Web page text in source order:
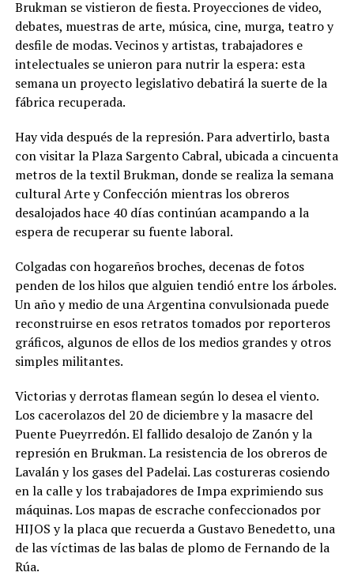
Brukman se vistieron de fiesta. Proyecciones de video,
debates, muestras de arte, música, cine, murga, teatro y
desfile de modas. Vecinos y artistas, trabajadores e
intelectuales se unieron para nutrir la espera: esta
semana un proyecto legislativo debatirá la suerte de la
fábrica recuperada.
Hay vida después de la represión. Para advertirlo, basta
con visitar la Plaza Sargento Cabral, ubicada a cincuenta
metros de la textil Brukman, donde se realiza la semana
cultural Arte y Confección mientras los obreros
desalojados hace 40 días continúan acampando a la
espera de recuperar su fuente laboral.
Colgadas con hogareños broches, decenas de fotos
penden de los hilos que alguien tendió entre los árboles.
Un año y medio de una Argentina convulsionada puede
reconstruirse en esos retratos tomados por reporteros
gráficos, algunos de ellos de los medios grandes y otros
simples militantes.
Victorias y derrotas flamean según lo desea el viento.
Los cacerolazos del 20 de diciembre y la masacre del
Puente Pueyrredón. El fallido desalojo de Zanón y la
represión en Brukman. La resistencia de los obreros de
Lavalán y los gases del Padelai. Las costureras cosiendo
en la calle y los trabajadores de Impa exprimiendo sus
máquinas. Los mapas de escrache confeccionados por
HIJOS y la placa que recuerda a Gustavo Benedetto, una
de las víctimas de las balas de plomo de Fernando de la
Rúa.